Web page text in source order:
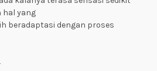
hal yang
beradaptasi dengan proses